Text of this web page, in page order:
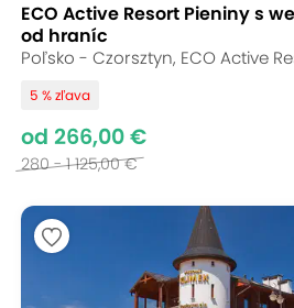
ECO Active Resort Pieniny s
od hraníc
Poľsko - Czorsztyn, ECO Active
5 % zľava
od 266,00 €
280 - 1 125,00 €